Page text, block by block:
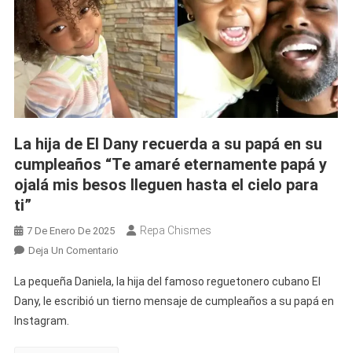
La hija de El Dany recuerda a su papá en su
cumpleaños “Te amaré eternamente papá y
ojalá mis besos lleguen hasta el cielo para
ti”
7 De Enero De 2025 Repa Chismes
Deja Un ComentarioEn
Hija
De
La pequeña Daniela, la hija del famoso reguetonero cubano El
Dany, le escribió un tierno mensaje de cumpleaños a su papá en
Instagram.